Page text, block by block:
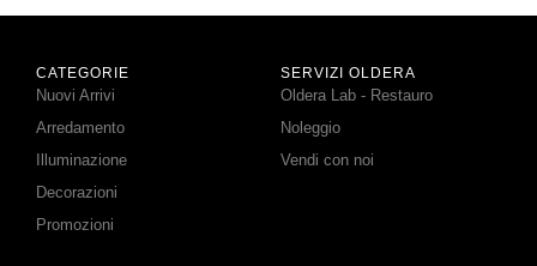
CATEGORIE
Nuovi Arrivi
Arredamento
Illuminazione
Decorazioni
Promozioni
SERVIZI OLDERA
Oldera Lab - Restauro
Noleggio
Vendi con noi